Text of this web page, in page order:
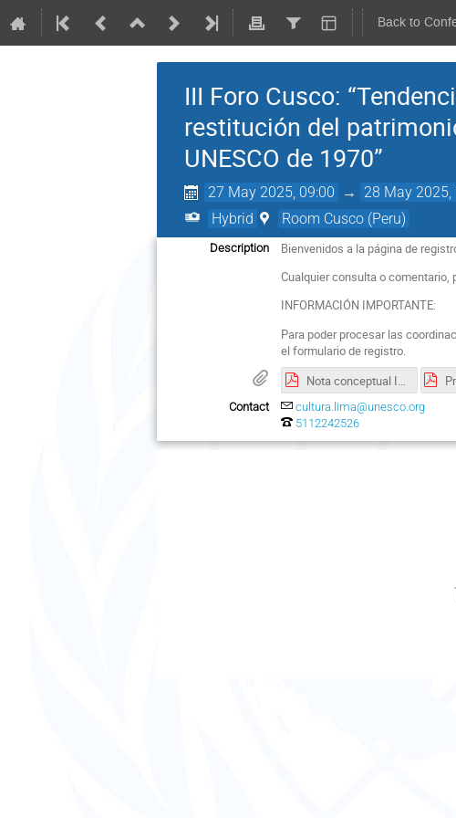
Back to
III Foro Cusco:
restitución del
UNESCO de 1970”
27 May 2025, 09:00 → 28 May 2025,
Hybrid Room Cusco (Peru)
Description
Bienvenidos a la página de
Cualquier consulta o
INFORMACIÓN IMPORTANTE:
Para poder procesar las
el formulario de registro.
Nota conceptual III Foro Cusco 2025.pdf
Contact
cultura.lima@unesco.org
5112242526